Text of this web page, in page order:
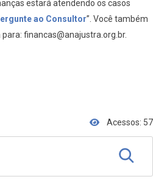
estará atendendo os casos
ao Consultor”. Você também
financas@anajustra.org.br.
Acessos: 57